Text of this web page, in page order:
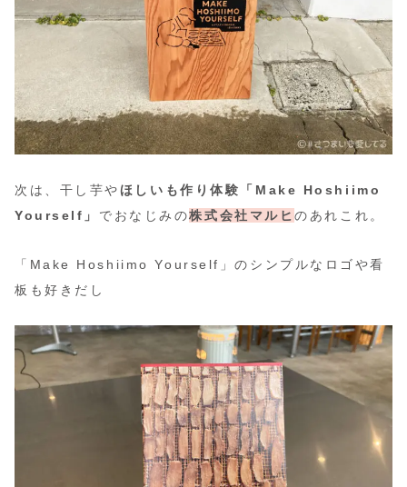
次は、干し芋やほしいも作り体験「Make Hoshiimo
Yourself」 でおなじみの株式会社マルヒのあれこれ。
「Make Hoshiimo Yourself」のシンプルなロゴや看
板も好きだし